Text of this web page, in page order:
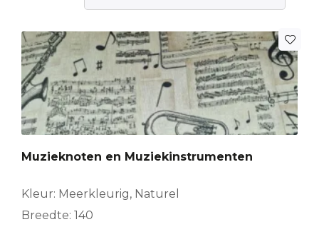
Muzieknoten en Muziekinstrumenten
Kleur: Meerkleurig, Naturel
Breedte: 140